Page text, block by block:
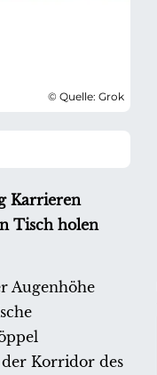
© Quelle: Grok
Karrieren
Tisch holen
Augenhöhe
der Korridor des